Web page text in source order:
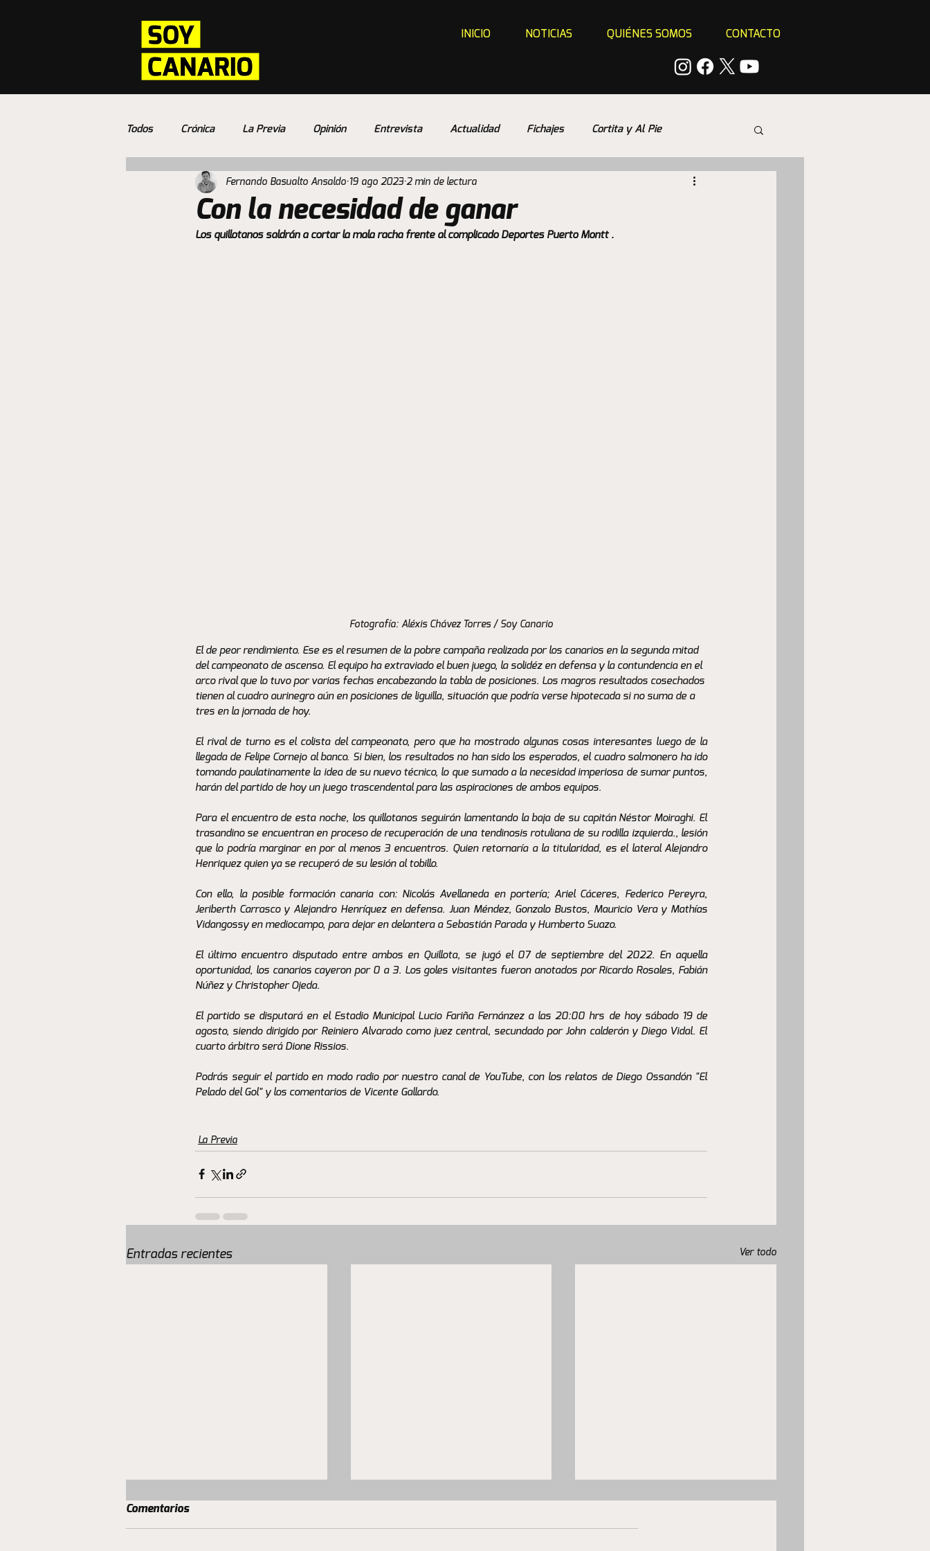
INICIO NOTICIAS QUIÉNES SOMOS CONTACTO
Todos Crónica La Previa Opinión Entrevista Actualidad Fichajes Cortita y Al Pie
Con la necesidad de ganar
Fernando Basualto Ansaldo 19 ago 2023 2 min de lectura
Los quillotanos saldrán a cortar la mala racha frente al complicado Deportes Puerto Montt .
Fotografía: Aléxis Chávez Torres / Soy Canario
El de peor rendimiento. Ese es el resumen de la pobre campaña realizada por los canarios en la segunda mitad
del campeonato de ascenso. El equipo ha extraviado el buen juego, la solidéz en defensa y la contundencia en el
arco rival que lo tuvo por varias fechas encabezando la tabla de posiciones. Los magros resultados cosechados
tienen al cuadro aurinegro aún en posiciones de liguilla, situación que podría verse hipotecada si no suma de a
tres en la jornada de hoy.
El rival de turno es el colista del campeonato, pero que ha mostrado algunas cosas interesantes luego de la
llegada de Felipe Cornejo al banco. Si bien, los resultados no han sido los esperados, el cuadro salmonero ha ido
tomando paulatinamente la idea de su nuevo técnico, lo que sumado a la necesidad imperiosa de sumar puntos,
harán del partido de hoy un juego trascendental para las aspiraciones de ambos equipos.
Para el encuentro de esta noche, los quillotanos seguirán lamentando la baja de su capitán Néstor Moiraghi. El
trasandino se encuentran en proceso de recuperación de una tendinosis rotuliana de su rodilla izquierda., lesión
que lo podría marginar en por al menos 3 encuentros. Quien retornaría a la titularidad, es el lateral Alejandro
Henriquez quien ya se recuperó de su lesión al tobillo.
Con ello, la posible formación canaria con: Nicolás Avellaneda en portería; Ariel Cáceres, Federico Pereyra,
Jeriberth Carrasco y Alejandro Henríquez en defensa. Juan Méndez, Gonzalo Bustos, Mauricio Vera y Mathías
Vidangossy en mediocampo, para dejar en delantera a Sebastián Parada y Humberto Suazo.
El último encuentro disputado entre ambos en Quillota, se jugó el 07 de septiembre del 2022. En aquella
oportunidad, los canarios cayeron por 0 a 3. Los goles visitantes fueron anotados por Ricardo Rosales, Fabián
Núñez y Christopher Ojeda.
El partido se disputará en el Estadio Municipal Lucio Fariña Fernánzez a las 20:00 hrs de hoy sábado 19 de
agosto, siendo dirigido por Reiniero Alvarado como juez central, secundado por John calderón y Diego Vidal. El
cuarto árbitro será Dione Rissios.
Podrás seguir el partido en modo radio por nuestro canal de YouTube, con los relatos de Diego Ossandón "El
Pelado del Gol" y los comentarios de Vicente Gallardo.
La Previa
Entradas recientes Ver todo
Comentarios